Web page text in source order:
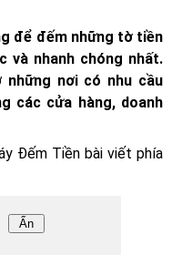
để đếm những tờ tiền
và nhanh chóng nhất.
nơi có nhu cầu
các cửa hàng, doanh
Đếm Tiền bài viết phía
Ẩn